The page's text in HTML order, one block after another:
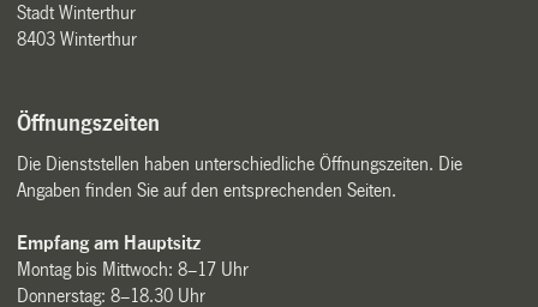
Stadt Winterthur
8403 Winterthur
Öffnungszeiten
Die Dienststellen haben unterschiedliche Öffnungszeiten. Die
Angaben finden Sie auf den entsprechenden Seiten.
Empfang am Hauptsitz
Montag bis Mittwoch: 8–17 Uhr
Donnerstag: 8–18.30 Uhr